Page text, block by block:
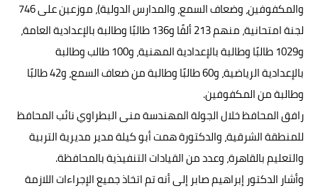
والمكفوفين، وضعاف السمع، والمدارس الدولية)، موزعين على 746
لجنة امتحانية، منهم 213 ألفًا و136 طالبًا وطالبة بالإعدادية العامة،
و1029 طالبًا وطالبة بالإعدادية المهنية، و100 طالب وطالبة
بالإعدادية الرياضية، و60 طالبًا وطالبة من ضعاف السمع، و42 طالبًا
وطالبة من المكفوفين.
رافق المحافظ خلال الجولة المهندسة منى البطراوي نائب المحافظ
للمنطقة الشرقية، والدكتورة همت أبو كيلة مدير مديرية التربية
والتعليم بالقاهرة، وعدد من القيادات التنفيذية بالمحافظة.
وأشار الدكتور إبراهيم صابر إلى أنه تم اتخاذ جميع الإجراءات اللازمة